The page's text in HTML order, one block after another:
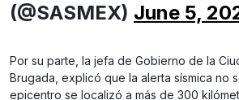
(@SASMEX) June 5,
Por su parte, la jefa de Gobierno de la
Brugada, explicó que la alerta sísmica no
epicentro se localizó a más de 300